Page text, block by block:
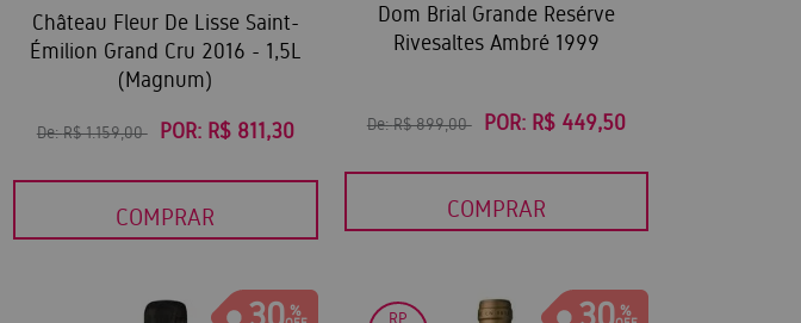
Château Fleur De Lisse Saint-
Émilion Grand Cru 2016 - 1,5L
(Magnum)
De:R$ 1.159,00 POR: R$ 811,30
COMPRAR
Dom Brial Grande Resérve
Rivesaltes Ambré 1999
De:R$ 899,00 POR: R$ 449,50
COMPRAR
RP